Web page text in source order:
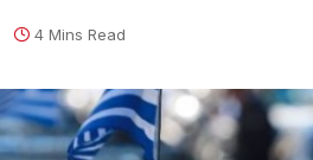
4 Mins Read